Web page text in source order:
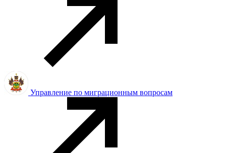
Управление по миграционным вопросам